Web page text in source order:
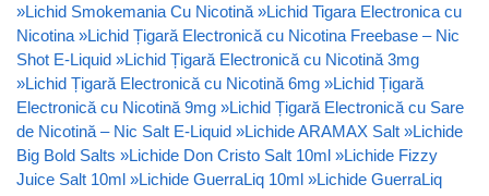
»Lichid Smokemania Cu Nicotină »Lichid Tigara Electronica cu
Nicotina »Lichid Țigară Electronică cu Nicotina Freebase – Nic
Shot E-Liquid »Lichid Țigară Electronică cu Nicotină 3mg
»Lichid Țigară Electronică cu Nicotină 6mg »Lichid Țigară
Electronică cu Nicotină 9mg »Lichid Țigară Electronică cu Sare
de Nicotină – Nic Salt E-Liquid »Lichide ARAMAX Salt »Lichide
Big Bold Salts »Lichide Don Cristo Salt 10ml »Lichide Fizzy
Juice Salt 10ml »Lichide GuerraLiq 10ml »Lichide GuerraLiq